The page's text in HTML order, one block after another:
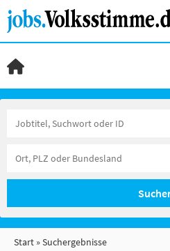
Start Suchergebnisse